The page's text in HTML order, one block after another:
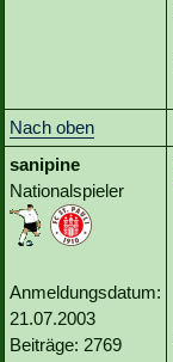
Nach oben
sanipine
Nationalspieler
Anmeldungsdatum:
21.07.2003
Beiträge: 2769